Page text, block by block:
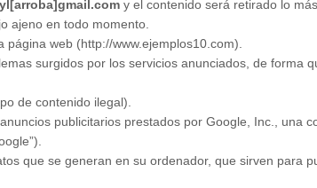
y el contenido será retirado lo
ajeno en todo momento.
web (http://www.ejemplos10.com).
surgidos por los servicios anunciados, de forma
de contenido ilegal).
publicitarios prestados por Google, Inc., una
que se generan en su ordenador, que sirven para